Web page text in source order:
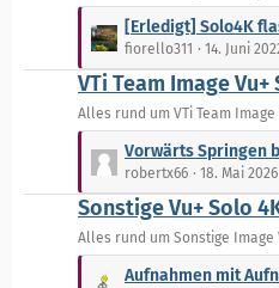
e
i
t
r
e
t
z
t
e
i
t
r
[Erledigt] Solo4K
fiorello311 14. Juni
VTi Team Image Vu+
Alles rund um VTi Team Image
t
z
t
e
Vorwärts Springen beim Abspielen
robertx66 18. Mai
Sonstige Vu+ Solo
Alles rund um Sonstige Image
Aufnahmen mit Aufnahmefehlern/